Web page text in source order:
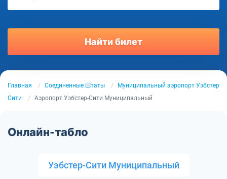
Найти билет
Главная Соединенные Штаты
Муниципальный аэропорт Уэбстер
Сити
Аэропорт Уэбстер-Сити Муниципальный
Онлайн-табло
Уэбстер-Сити Муниципальный